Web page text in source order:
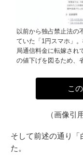
以前から独占禁止法の
ていた「1円スマホ」
局通信料金に転嫁され
の値下げを図るため、
こ
（画像引
そして前述の通り「
た。